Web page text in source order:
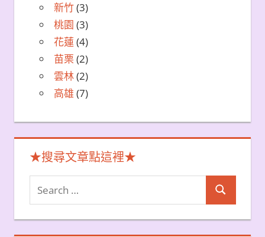
新竹(3)
桃園 (3)
花蓮 (4)
苗栗 (2)
雲林(2)
高雄 (7)
★搜尋文章點這裡★
Search
for:
Search